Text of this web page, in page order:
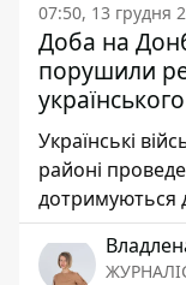
07:50, 13 грудня
Доба на
порушили
Українські
районі
дотримуються